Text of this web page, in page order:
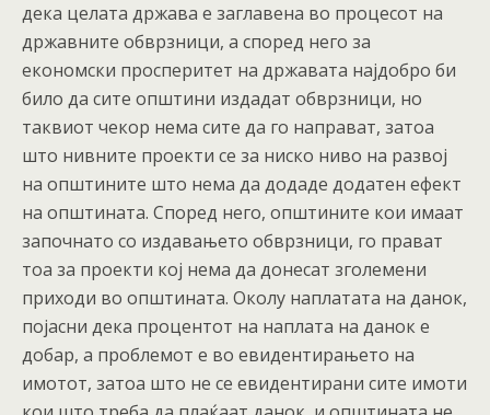
дека целата држава е заглавена во процесот на
државните обврзници, а според него за
економски просперитет на државата најдобро би
било да сите општини издадат обврзници, но
таквиот чекор нема сите да го направат, затоа
што нивните проекти се за ниско ниво на развој
на општините што нема да додаде додатен ефект
на општината. Според него, општините кои имаат
започнато со издавањето обврзници, го прават
тоа за проекти кој нема да донесат зголемени
приходи во општината. Околу наплатата на данок,
појасни дека процентот на наплата на данок е
добар, а проблемот е во евидентирањето на
имотот, затоа што не се евидентирани сите имоти